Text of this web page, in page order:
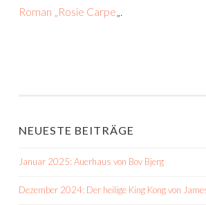
Roman „Rosie Carpe„.
NEUESTE BEITRÄGE
Januar 2025: Auerhaus von Bov Bjerg
Dezember 2024: Der heilige King Kong von